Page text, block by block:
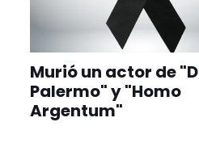
Murió un actor de
Palermo" y "Homo
Argentum"